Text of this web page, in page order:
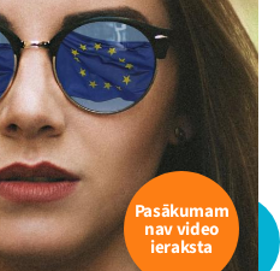
Pasākumam
nav video
ieraksta